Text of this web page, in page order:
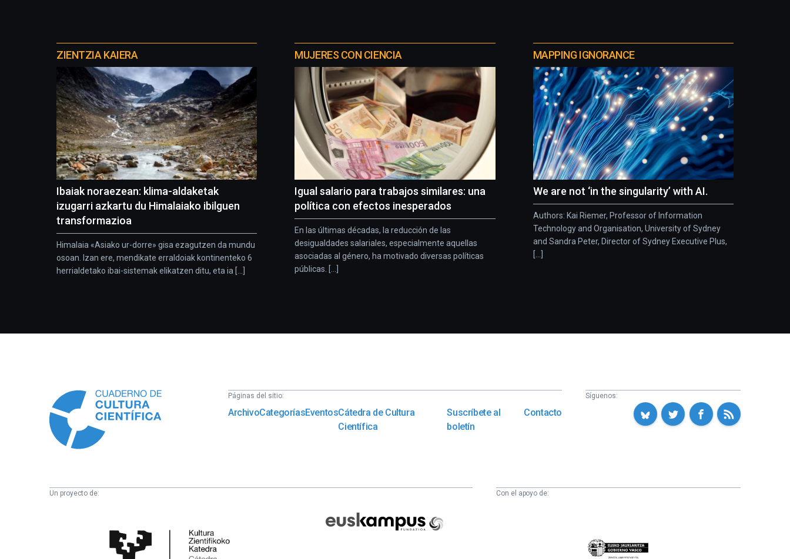
proyectos
ZIENTZIA KAIERA
Ibaiak noraezean: klima-aldaketak
izugarri azkartu du Himalaiako ibilguen
transformazioa
Himalaia «Asiako ur-dorre» gisa ezagutzen da mundu
osoan. Izan ere, mendikate erraldoiak kontinenteko 6
herrialdetako ibai-sistemak elikatzen ditu, eta ia [...]
MUJERES CON CIENCIA
Igual salario para trabajos similares: una
política con efectos inesperados
En las últimas décadas, la reducción de las
desigualdades salariales, especialmente aquellas
asociadas al género, ha motivado diversas políticas
públicas. [...]
MAPPING IGNORANCE
We are not ‘in the singularity’ with AI.
Authors: Kai Riemer, Professor of Information
Technology and Organisation, University of Sydney
and Sandra Peter, Director of Sydney Executive Plus,
[...]
Páginas del sitio:
ArchivoCategoríasEventosCátedra de Cultura
Científica
Suscríbete al
boletín
Contacto
Síguenos:
Un proyecto de:
Científica
Fundazioa
Con el apoyo de:
Eusko